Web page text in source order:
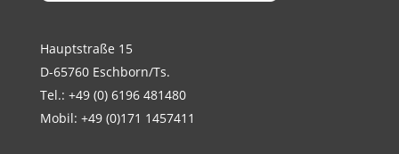
Hauptstraße 15
D-65760 Eschborn/Ts.
Tel.: +49 (0) 6196 481480
Mobil: +49 (0)171 1457411